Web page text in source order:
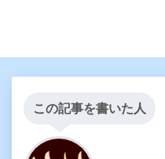
この記事を書いた人